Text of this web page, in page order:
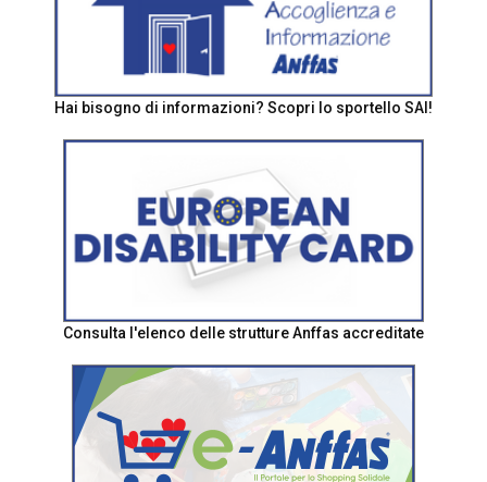
Hai bisogno di informazioni? Scopri lo sportello SAI!
Consulta l'elenco delle strutture Anffas accreditate